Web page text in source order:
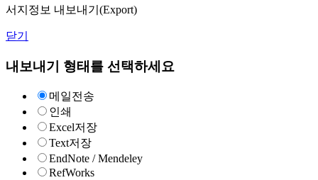
서지정보 내보내기(Export)
닫기
내보내기 형태를 선택하세요
메일전송
인쇄
Excel저장
Text저장
EndNote / Mendeley
RefWorks